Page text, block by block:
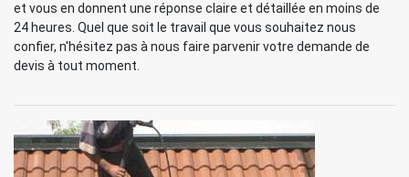
et vous en donnent une réponse claire et détaillée en moins de
24 heures. Quel que soit le travail que vous souhaitez nous
confier, n'hésitez pas à nous faire parvenir votre demande de
devis à tout moment.